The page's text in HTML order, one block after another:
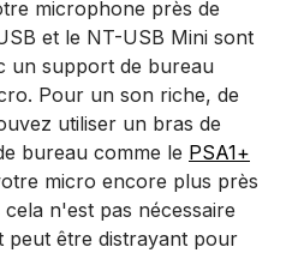
microphone près de
et le NT-USB Mini sont
un support de bureau
Pour un son riche, de
utiliser un bras de
bureau comme le PSA1+
micro encore plus près
n'est pas nécessaire
peut être distrayant pour